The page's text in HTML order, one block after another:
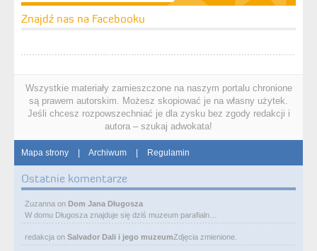
Znajdź nas na Facebooku
Wszystkie materiały zamieszczone na naszym portalu chronione
są prawem autorskim. Możesz skopiować je na własny użytek.
Jeśli chcesz rozpowszechniać je dla zysku bez zgody redakcji i
autora – szukaj adwokata!
Mapa strony | Archiwum | Regulamin
Ostatnie komentarze
Zuzanna on Dom Jana Długosza
W domu Długosza znajduje się dziś muzeum parafialn…
redakcja on Salvador Dali i jego muzeumZdjęcia zmienione.